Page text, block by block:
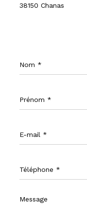
38150 Chanas
*
*
mail
*
*
Message